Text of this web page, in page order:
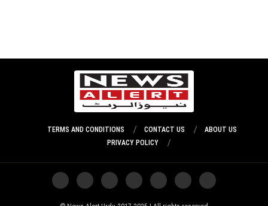
ABOUT US
CONTACT US
TERMS AND CONDITIONS
PRIVACY POLICY